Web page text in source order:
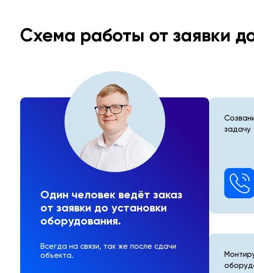
Схема работы от заявки
Один человек ведёт заказ
от заявки до установки
оборудования.
Всегда на связи, так же после сдачи
объекта.
задачу